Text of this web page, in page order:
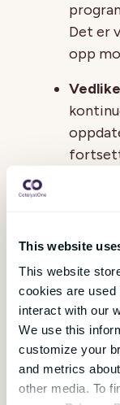
This website
This website
cookies are used
interact with our
We use this
customize your
and metrics
other media. To
Det er
opp
kan
moderne
effektive
og en